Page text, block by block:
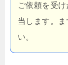
ご依頼を受
当します。
い。